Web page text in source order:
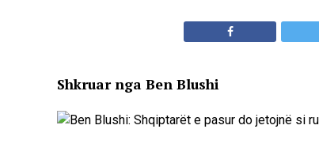
Shkruar nga Ben Blushi